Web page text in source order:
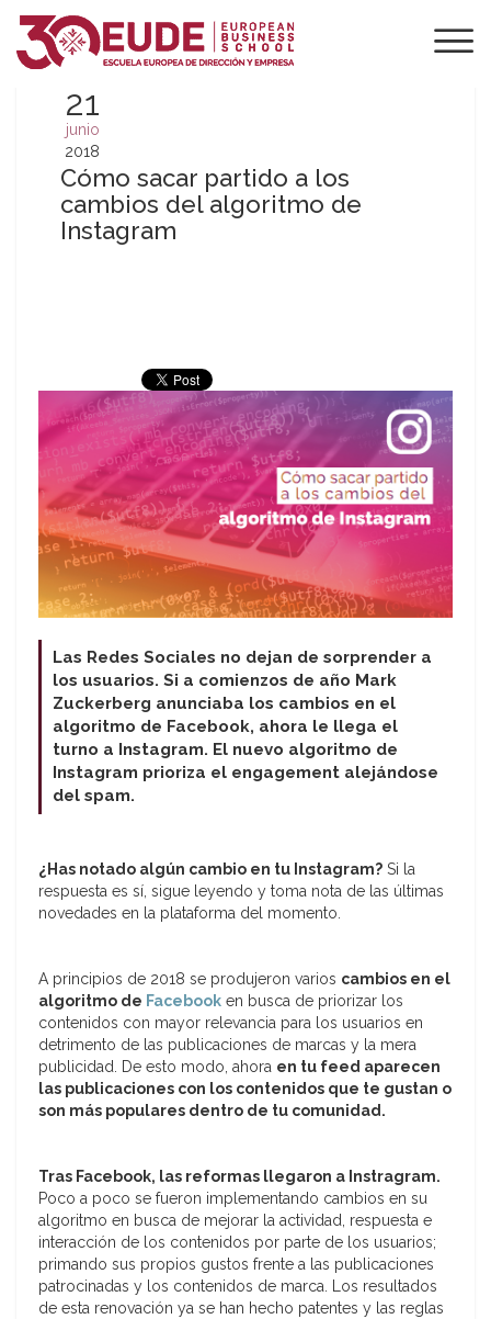
21
junio
2018
Cómo sacar partido a los
cambios del algoritmo de
Instagram
Las Redes Sociales no dejan de sorprender a
los usuarios. Si a comienzos de año Mark
Zuckerberg anunciaba los cambios en el
algoritmo de Facebook, ahora le llega el
turno a Instagram. El nuevo algoritmo de
Instagram prioriza el engagement alejándose
del spam.
¿Has notado algún cambio en tu Instagram? Si la
respuesta es sí, sigue leyendo y toma nota de las últimas
novedades en la plataforma del momento.
A principios de 2018 se produjeron varios cambios en el
algoritmo de Facebook en busca de priorizar los
contenidos con mayor relevancia para los usuarios en
detrimento de las publicaciones de marcas y la mera
publicidad. De esto modo, ahora en tu feed aparecen
las publicaciones con los contenidos que te gustan o
son más populares dentro de tu comunidad.
Tras Facebook, las reformas llegaron a Instragram.
Poco a poco se fueron implementando cambios en su
algoritmo en busca de mejorar la actividad, respuesta e
interacción de los contenidos por parte de los usuarios;
primando sus propios gustos frente a las publicaciones
patrocinadas y los contenidos de marca. Los resultados
de esta renovación ya se han hecho patentes y las reglas